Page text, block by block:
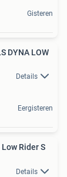
Gisteren
DYNA LOW
Details
Eergisteren
Rider S
Details